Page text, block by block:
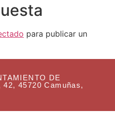
para publicar un
DE
45720 Camuñas,